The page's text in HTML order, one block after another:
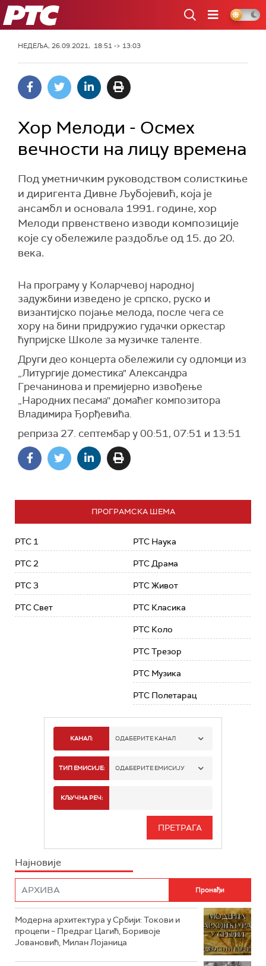
РТС
НЕДЕЉА, 26.09.2021, 18:51 -> 13:03
Хор Мелоди - Осмех
вечности на лицу времена
Под уметничким руководством солисткиње
и диригента Дивне Љубојевић, која је
ансамбл и основала 1991. године, хор
Мелоди првенствено изводи композиције
које су обележиле раздобље од 15. до 20.
века.
На програму у Коларчевој народној
задужбини изведено је српско, руско и
византијско појање мелода, после чега се
хору на бини придружио гудачки оркестар
ћупријске Школе за музичке таленте.
Други део концерта обележили су одломци из
„Литургије доместика" Александра
Гречанинова и премијерно извођење
„Народних песама'' домаћег композитора
Владимира Ђорђевића.
реприза 27. септембар у 00:51, 07:51 и 13:51
ПРОГРАМСКА ШЕМА
РТС 1
РТС 2
РТС 3
РТС Свет
РТС Наука
РТС Драма
РТС Живот
РТС Класика
РТС Коло
РТС Трезор
РТС Музика
РТС Полетарац
КАНАЛ: ОДАБЕРИТЕ КАНАЛ
РТС 1
РТС 3
РТС ЖИВОТ
ТИП ЕМИСИЈЕ: ОДАБЕРИТЕ ЕМИСИЈУ
ИНФО
КЉУЧНА РЕЧ:
Најновије
Модерна архитектура у Србији: Токови и
процепи – Предраг Цагић, Боривоје
Јовановић, Милан Лојаница